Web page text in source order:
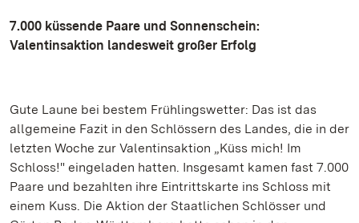
7.000 küssende Paare und Sonnenschein:
Valentinsaktion landesweit großer Erfolg
Gute Laune bei bestem Frühlingswetter: Das ist das
allgemeine Fazit in den Schlössern des Landes, die in der
letzten Woche zur Valentinsaktion „Küss mich! Im
Schloss!" eingeladen hatten. Insgesamt kamen fast 7.000
Paare und bezahlten ihre Eintrittskarte ins Schloss mit
einem Kuss. Die Aktion der Staatlichen Schlösser und